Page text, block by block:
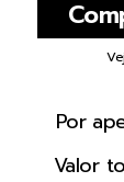
Por
Valor